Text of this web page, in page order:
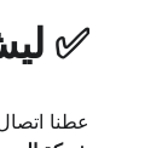
✅
عطنا